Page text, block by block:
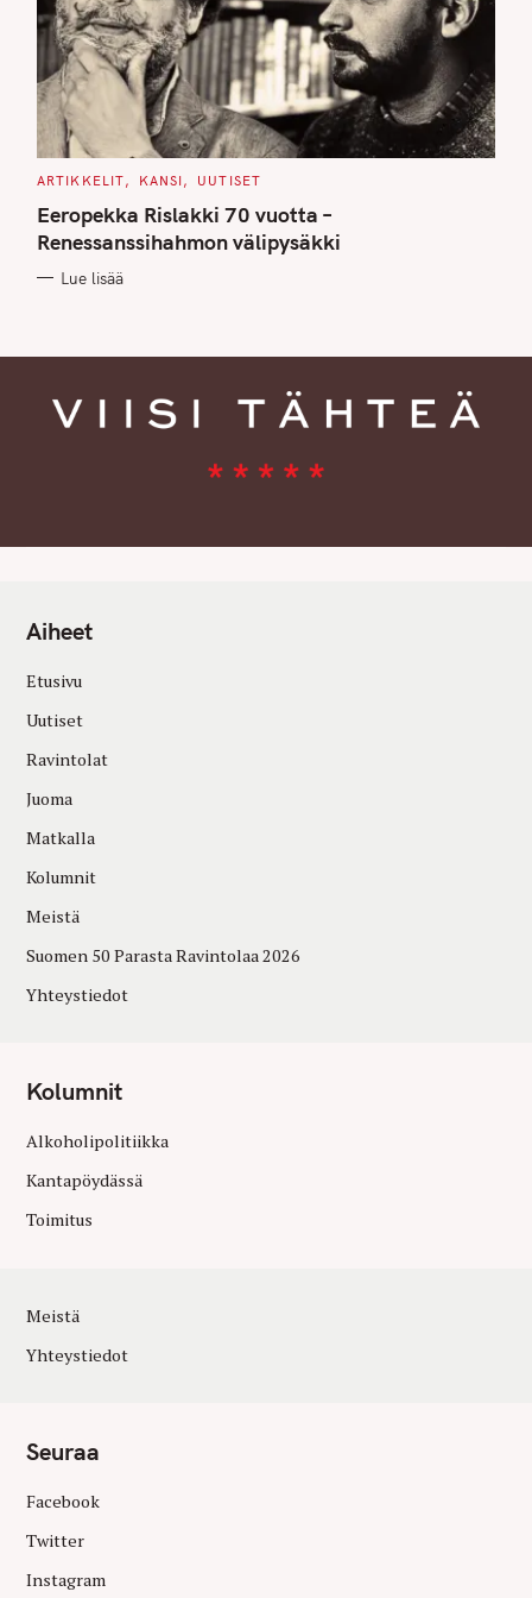
C
T
E
G
O
I
ARTIKKELIT KANSI UUTISET
Eeropekka Rislakki 70 vuotta –
Renessanssihahmon välipysäkki
Lue lisää
Aiheet
Etusivu
Uutiset
Ravintolat
Juoma
Matkalla
Kolumnit
Meistä
Suomen 50 Parasta Ravintolaa 2026
Yhteystiedot
Kolumnit
Alkoholipolitiikka
Kantapöydässä
Toimitus
Meistä
Yhteystiedot
Seuraa
Facebook
Twitter
Instagram